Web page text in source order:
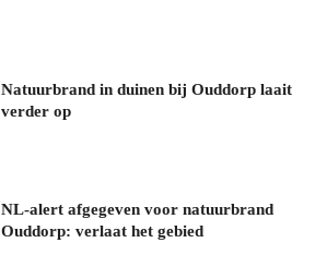
Natuurbrand in duinen bij Ouddorp laait
verder op
NL-alert afgegeven voor natuurbrand
Ouddorp: verlaat het gebied